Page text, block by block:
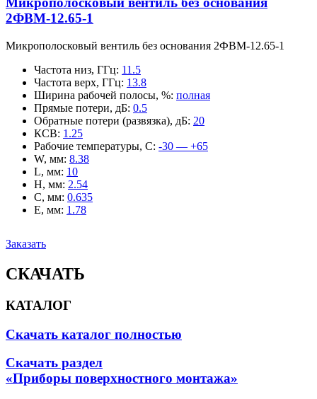
2ФВМ-12.65-1
Микрополосковый вентиль без основания 2ФВМ-12.65-1
Частота низ, ГГц: 11.5
Частота верх, ГГц: 13.8
Ширина рабочей полосы, %: полная
Прямые потери, дБ: 0.5
Обратные потери (развязка), дБ: 20
КСВ: 1.25
Рабочие температуры, С: -30 — +65
W, мм: 8.38
L, мм: 10
H, мм: 2.54
C, мм: 0.635
E, мм: 1.78
Заказать
СКАЧАТЬ
КАТАЛОГ
Скачать каталог полностью
Скачать раздел
«Приборы поверхностного монтажа»